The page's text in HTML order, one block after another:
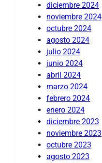
diciembre 2024
noviembre 2024
octubre 2024
agosto 2024
julio 2024
junio 2024
abril 2024
marzo 2024
febrero 2024
enero 2024
diciembre 2023
noviembre 2023
octubre 2023
agosto 2023